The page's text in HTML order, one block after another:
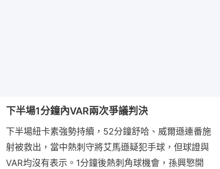
下半場1分鐘內VAR兩次爭議判決
下半場紐卡素強勢持續，52分鐘舒哈、威爾遜連番施
射被救出，當中熱刺守將艾馬遜疑犯手球，但球證與
VAR均沒有表示。1分鐘後熱刺角球機會，孫興慜開